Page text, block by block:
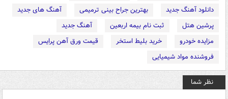
دانلود آهنگ جدید
بهترین جراح بینی ترمیمی
آهنگ های جدید
پرشین هتل
ثبت نام بیمه اربعین
آهنگ جدید
مزایده خودرو
خرید بلیط استخر
قیمت ورق آهن پرایس
فروشنده مواد شیمیایی
نظر شما